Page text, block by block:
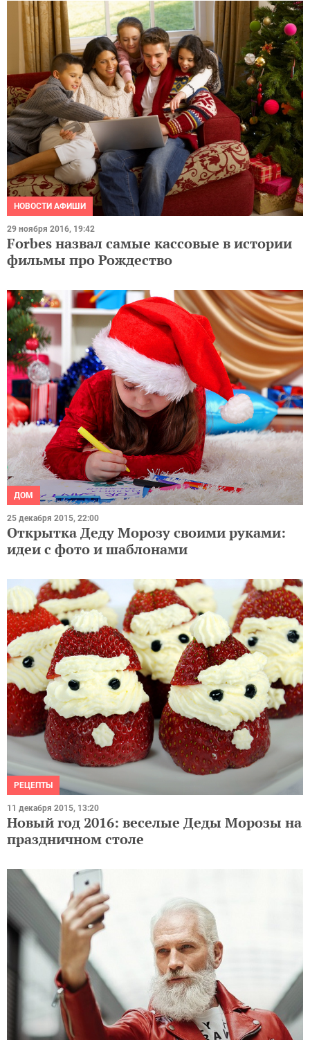
НОВОСТИ АФИШИ
29 ноября 2016, 19:42
Forbes назвал самые кассовые в истории
фильмы про Рождество
ДОМ
25 декабря 2015, 22:00
Открытка Деду Морозу своими руками:
идеи с фото и шаблонами
РЕЦЕПТЫ
11 декабря 2015, 13:20
Новый год 2016: веселые Деды Морозы на
праздничном столе